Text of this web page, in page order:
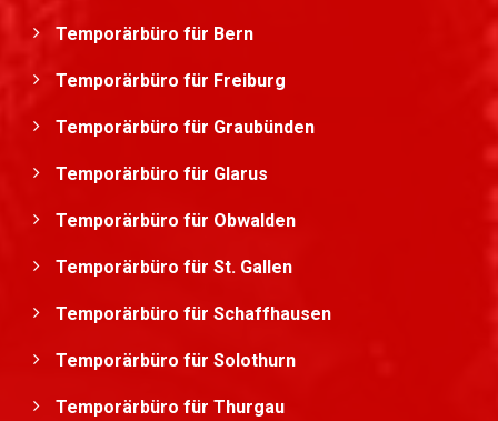
Temporärbüro für Bern
Temporärbüro für Freiburg
Temporärbüro für Graubünden
Temporärbüro für Glarus
Temporärbüro für Obwalden
Temporärbüro für St. Gallen
Temporärbüro für Schaffhausen
Temporärbüro für Solothurn
Temporärbüro für Thurgau